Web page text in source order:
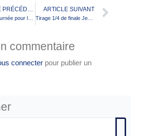
ARTICLE PRÉCÉDENT ARTICLE SUIVANT
commentaire
connecter pour publier un